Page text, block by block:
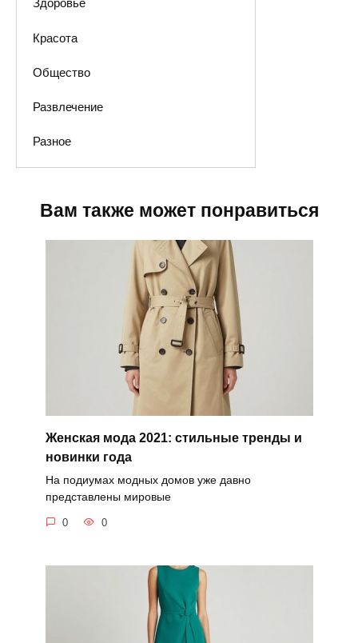
Здоровье
Красота
Общество
Развлечение
Разное
Вам также может понравиться
Женская мода 2021: стильные тренды и
новинки года
На подиумах модных домов уже давно
представлены мировые
0 0